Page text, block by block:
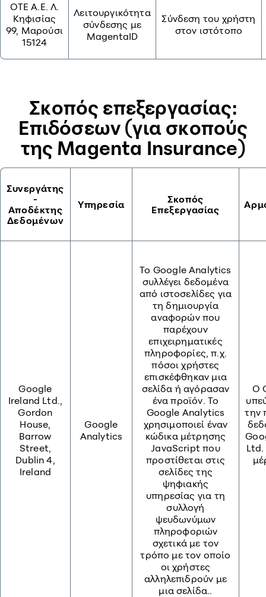
OTE A.E. Λ.
Κηφισίας
99, Μαρούσι
15124
Λειτουργικότητα
σύνδεσης με
MagentaID
Σύνδεση του χρήστη
στον ιστότοπο
Σκοπός επεξεργασίας:
Επιδόσεων (για σκοπούς
της Magenta Insurance)
Συνεργάτης
-
Αποδέκτης
Δεδομένων
Υπηρεσία
Σκοπός
Επεξεργασίας
Google
Ireland Ltd.,
Gordon
House,
Barrow
Street,
Dublin 4,
Ireland
Google
Analytics
Το Google Analytics
συλλέγει δεδομένα
από ιστοσελίδες για
τη δημιουργία
αναφορών που
παρέχουν
επιχειρηματικές
πληροφορίες, π.χ.
πόσοι χρήστες
επισκέφθηκαν μια
σελίδα ή αγόρασαν
ένα προϊόν. Το
Google Analytics
χρησιμοποιεί έναν
κώδικα μέτρησης
JavaScript που
προστίθεται στις
σελίδες της
ψηφιακής
υπηρεσίας για τη
συλλογή
ψευδωνύμων
πληροφοριών
σχετικά με τον
τρόπο με τον οποίο
οι χρήστες
αλληλεπιδρούν με
μια σελίδα..
O
την
Ltd.